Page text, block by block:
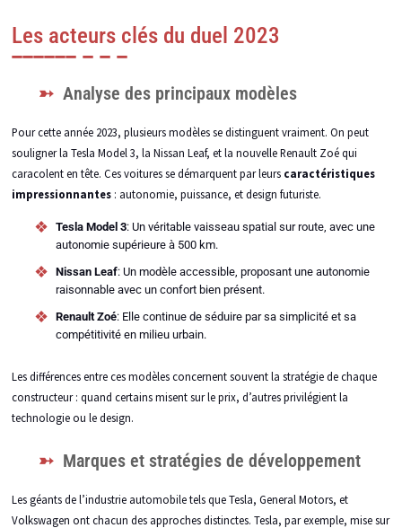
Les acteurs clés du duel 2023
Analyse des principaux modèles
Pour cette année 2023, plusieurs modèles se distinguent vraiment. On peut
souligner la Tesla Model 3, la Nissan Leaf, et la nouvelle Renault Zoé qui
caracolent en tête. Ces voitures se démarquent par leurs caractéristiques
impressionnantes: autonomie, puissance, et design futuriste.
Tesla Model 3: Un véritable vaisseau spatial sur route, avec une
autonomie supérieure à 500 km.
Nissan Leaf: Un modèle accessible, proposant une autonomie
raisonnable avec un confort bien présent.
Renault Zoé: Elle continue de séduire par sa simplicité et sa
compétitivité en milieu urbain.
Les différences entre ces modèles concernent souvent la stratégie de chaque
constructeur : quand certains misent sur le prix, d’autres privilégient la
technologie ou le design.
Marques et stratégies de développement
Les géants de l’industrie automobile tels que Tesla, General Motors, et
Volkswagen ont chacun des approches distinctes. Tesla, par exemple, mise sur